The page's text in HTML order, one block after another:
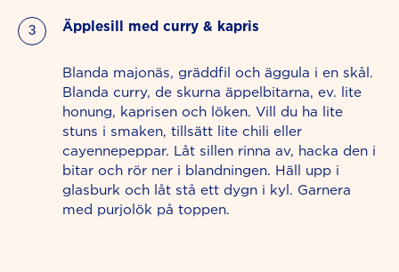
Äpplesill med curry & kapris
Blanda majonäs, gräddfil och äggula i en skål.
Blanda curry, de skurna äppelbitarna, ev. lite
honung, kaprisen och löken. Vill du ha lite
stuns i smaken, tillsätt lite chili eller
cayennepeppar. Låt sillen rinna av, hacka den i
bitar och rör ner i blandningen. Häll upp i
glasburk och låt stå ett dygn i kyl. Garnera
med purjolök på toppen.